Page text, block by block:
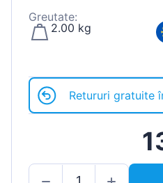
Greutate:
2.00 kg
Retururi gratuite